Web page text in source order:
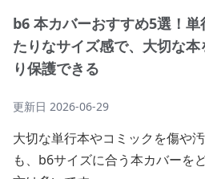
b6 本カバーおすすめ5選！
たりなサイズ感で、大切な
り保護できる
更新日 2026-06-29
大切な単行本やコミックを傷や
も、b6サイズに合う本カバーを